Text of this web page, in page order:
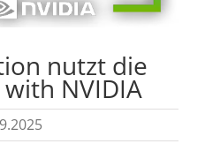
nutzt die
NVIDIA